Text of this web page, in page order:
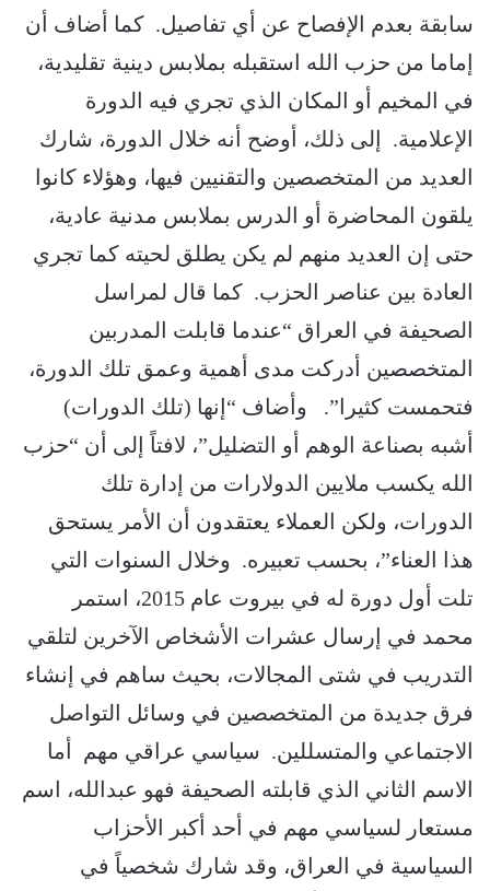
سابقة بعدم الإفصاح عن أي تفاصيل. كما أضاف أن
إماما من حزب الله استقبله بملابس دينية تقليدية،
في المخيم أو المكان الذي تجري فيه الدورة
الإعلامية. إلى ذلك، أوضح أنه خلال الدورة، شارك
العديد من المتخصصين والتقنيين فيها، وهؤلاء كانوا
يلقون المحاضرة أو الدرس بملابس مدنية عادية،
حتى إن العديد منهم لم يكن يطلق لحيته كما تجري
العادة بين عناصر الحزب. كما قال لمراسل
الصحيفة في العراق “عندما قابلت المدربين
المتخصصين أدركت مدى أهمية وعمق تلك الدورة،
فتحمست كثيرا”. وأضاف “إنها (تلك الدورات)
أشبه بصناعة الوهم أو التضليل”، لافتاً إلى أن “حزب
الله يكسب ملايين الدولارات من إدارة تلك
الدورات، ولكن العملاء يعتقدون أن الأمر يستحق
هذا العناء”، بحسب تعبيره. وخلال السنوات التي
تلت أول دورة له في بيروت عام 2015، استمر
محمد في إرسال عشرات الأشخاص الآخرين لتلقي
التدريب في شتى المجالات، بحيث ساهم في إنشاء
فرق جديدة من المتخصصين في وسائل التواصل
الاجتماعي والمتسللين. سياسي عراقي مهم أما
الاسم الثاني الذي قابلته الصحيفة فهو عبدالله، اسم
مستعار لسياسي مهم في أحد أكبر الأحزاب
السياسية في العراق، وقد شارك شخصياً في